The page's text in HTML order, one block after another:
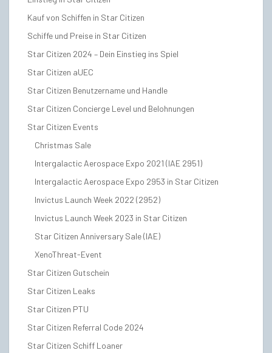
Kauf von Schiffen in Star Citizen
Schiffe und Preise in Star Citizen
Star Citizen 2024 – Dein Einstieg ins Spiel
Star Citizen aUEC
Star Citizen Benutzername und Handle
Star Citizen Concierge Level und Belohnungen
Star Citizen Events
Christmas Sale
Intergalactic Aerospace Expo 2021 (IAE 2951)
Intergalactic Aerospace Expo 2953 in Star Citizen
Invictus Launch Week 2022 (2952)
Invictus Launch Week 2023 in Star Citizen
Star Citizen Anniversary Sale (IAE)
XenoThreat-Event
Star Citizen Gutschein
Star Citizen Leaks
Star Citizen PTU
Star Citizen Referral Code 2024
Star Citizen Schiff Loaner